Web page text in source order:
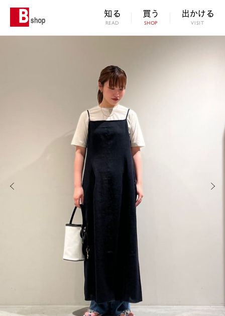
知る
READ
買う
SHOP
出かける
VISIT